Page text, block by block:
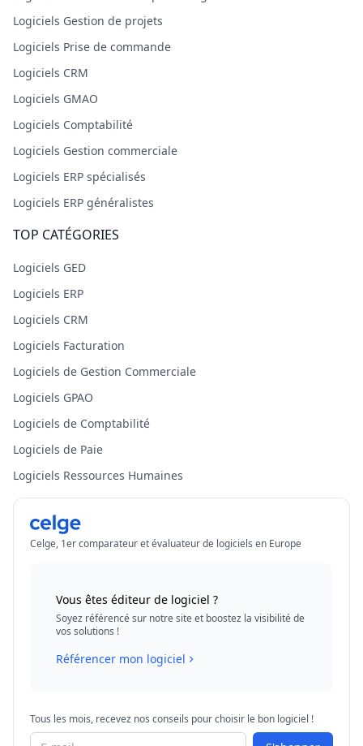
Logiciels Gestion de projets
Logiciels Prise de commande
Logiciels CRM
Logiciels GMAO
Logiciels Comptabilité
Logiciels Gestion commerciale
Logiciels ERP spécialisés
Logiciels ERP généralistes
TOP CATÉGORIES
Logiciels GED
Logiciels ERP
Logiciels CRM
Logiciels Facturation
Logiciels de Gestion Commerciale
Logiciels GPAO
Logiciels de Comptabilité
Logiciels de Paie
Logiciels Ressources Humaines
Celge, 1er comparateur et évaluateur de logiciels en Europe
Vous êtes éditeur de logiciel ?
Soyez référencé sur notre site et boostez la visibilité de
vos solutions !
Référencer mon logiciel
Tous les mois, recevez nos conseils pour choisir le bon logiciel !